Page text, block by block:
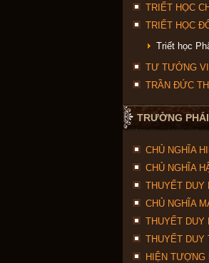
TRIẾT HỌC
TRIẾT HỌC
Triết học
TƯ TƯỞNG
TRẦN ĐỨC
TRƯỜNG
CHỦ NGHĨA
CHỦ NGHĨA
THUYẾT DUY
CHỦ NGHĨA
THUYẾT DUY
THUYẾT
HIỆN TƯỢNG